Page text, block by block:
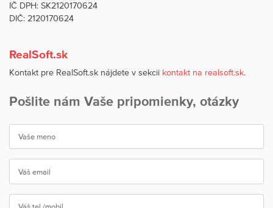
IČ DPH: SK2120170624
DIČ: 2120170624
RealSoft.sk
Kontakt pre RealSoft.sk nájdete v sekcii kontakt na realsoft.sk.
Pošlite nám Vaše pripomienky, otázky